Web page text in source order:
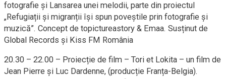
fotografie și Lansarea unei melodii, parte din proiectul
„Refugiații și migranții își spun poveștile prin fotografie și
muzică”. Concept de topictureastory & Emaa. Susținut de
Global Records și Kiss FM România
20.30 – 22.00 – Proiecție de film – Tori et Lokita – un film de
Jean Pierre și Luc Dardenne, (producție Franța-Belgia).